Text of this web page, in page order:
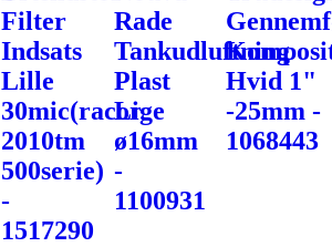
Filter
Indsats
Lille
30mic(racor
2010tm
500serie)
-
1517290
Rade
Tankudluftning
Plast
Lige
ø16mm
-
1100931
Hvid 1"
-25mm -
1068443